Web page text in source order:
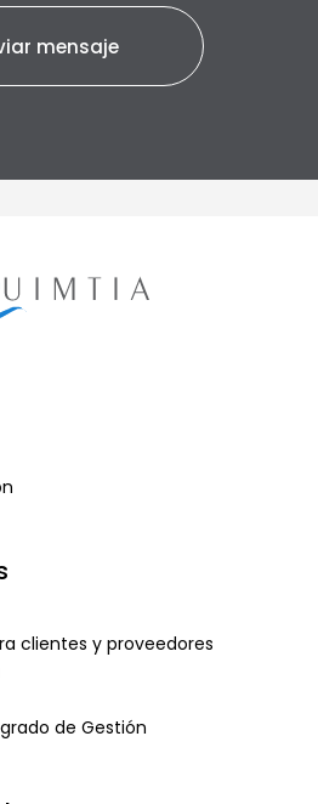
clientes y proveedores
de Gestión